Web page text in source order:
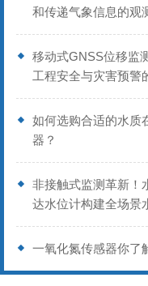
和传递气象信息的观
移动式GNSS位移监
工程安全与灾害预警
如何选购合适的水质
器？
非接触式监测革新！
达水位计构建全场景
座
一氧化氮传感器你了